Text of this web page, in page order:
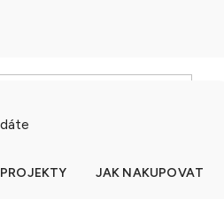
PROJEKTY JAK NAKUPOVAT